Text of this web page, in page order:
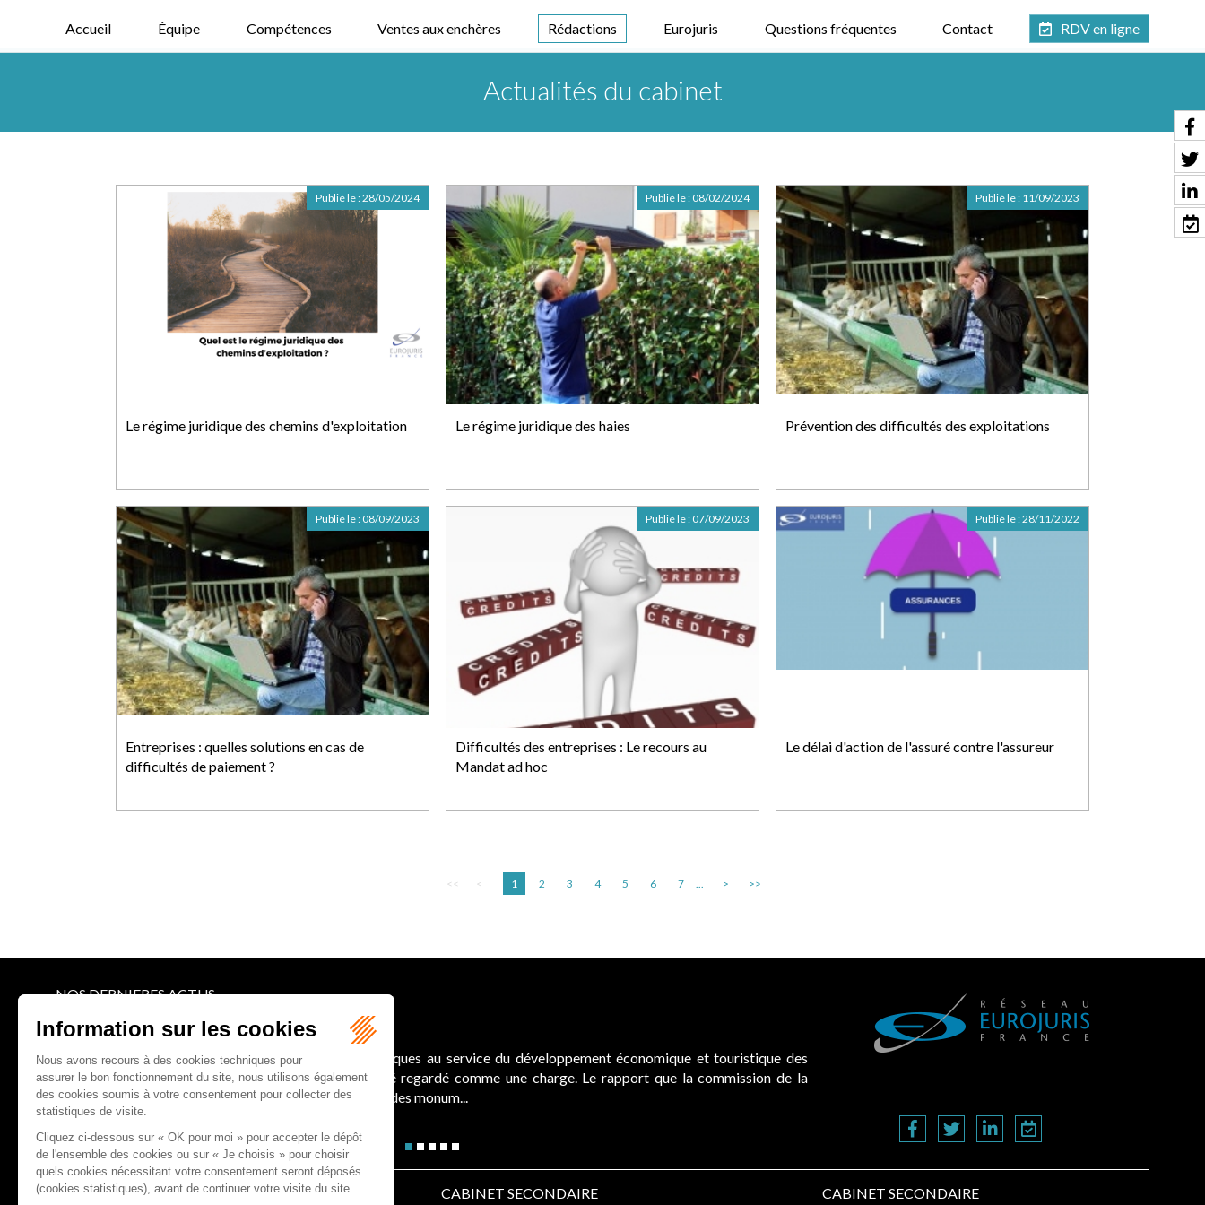
Accueil Équipe Compétences Ventes aux enchères Rédactions Eurojuris Questions fréquentes Contact RDV en ligne
Actualités du cabinet
Le régime juridique des chemins d'exploitation
Publié le :28/05/2024
Le régime juridique des haies
Publié le : 08/02/2024
Prévention des difficultés des exploitations
Publié le : 11/09/2023
Entreprises : quelles solutions en cas de
difficultés de paiement ?
Publié le : 08/09/2023
Difficultés des entreprises : Le recours au
Mandat ad hoc
Publié le : 07/09/2023
Le délai d'action de l'assuré contre l'assureur
Publié le :28/11/2022
<< < 1 2 3 4 5 6 7 ... > >>
NOS DERNIERES ACTUS
Le joug léger des monuments historiques
Pour une gestion patrimoniale des monuments historiques au service du développement économique et touristique des
collectivités Le monument historique a longtemps été regardé comme une charge. Le rapport que la commission de la
culture du Sénat a consacré, en juillet 2026, à la gestion des monum...
CABINET D'AVOCATS GAUCHER-PIOLA CABINET SECONDAIRE CABINET SECONDAIRE